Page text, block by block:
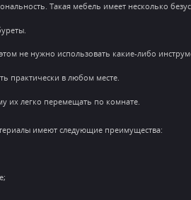
Такая мебель имеет несколько
не нужно использовать какие-либо
практически в любом месте.
их легко перемещать по комнате.
имеют следующие преимущества: